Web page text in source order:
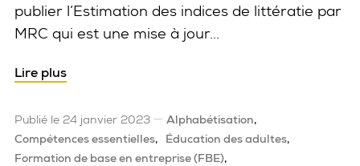
publier l’Estimation des indices de littératie par
MRC qui est une mise à jour...
Lire plus
Publié le 24 janvier 2023
Alphabétisation
Compétences essentielles
Éducation des adultes
Formation de base en entreprise (FBE)